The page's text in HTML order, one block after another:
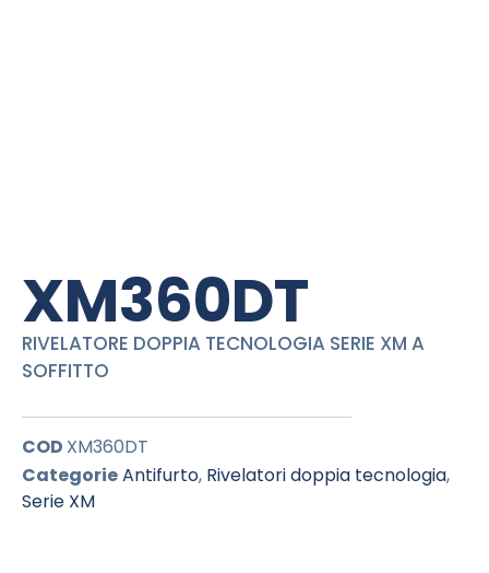
XM360DT
RIVELATORE DOPPIA TECNOLOGIA SERIE XM A
SOFFITTO
COD XM360DT
CategorieAntifurto, Rivelatori doppia tecnologia,
Serie XM